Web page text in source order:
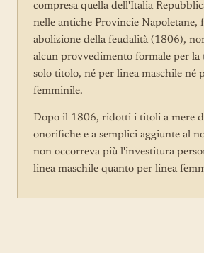
compresa quella dell'Italia
nelle antiche Provincie Napoletane,
abolizione della feudalità (1806),
alcun provvedimento formale per la
solo titolo, né per linea maschile né
femminile.
Dopo il 1806, ridotti i titoli a mere
onorifiche e a semplici aggiunte al
non occorreva più l'investitura
linea maschile quanto per linea